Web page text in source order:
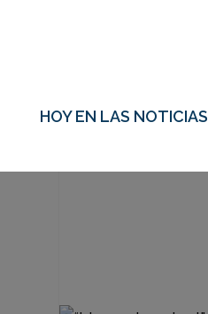
HOY EN LAS NOTICIAS